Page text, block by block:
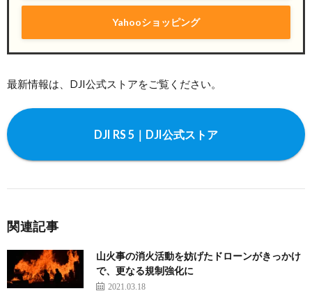
Yahooショッピング
最新情報は、DJI公式ストアをご覧ください。
DJI RS 5｜DJI公式ストア
関連記事
山火事の消火活動を妨げたドローンがきっかけ
で、更なる規制強化に
2021.03.18